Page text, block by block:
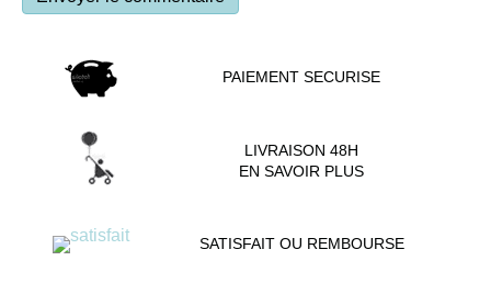
PAIEMENT SECURISE
LIVRAISON 48H
EN SAVOIR PLUS
SATISFAIT OU REMBOURSE